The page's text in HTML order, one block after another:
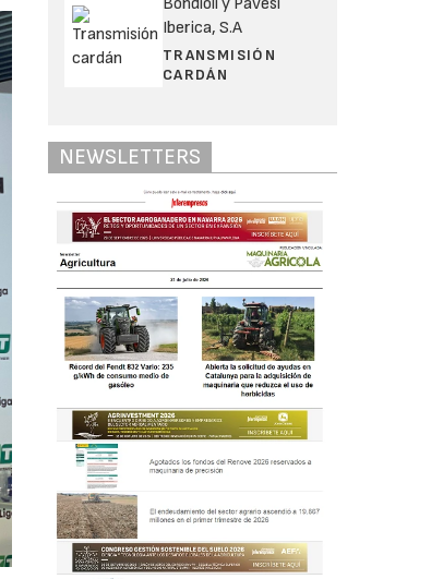
Iberica, S.A
TRANSMISIÓN
CARDÁN
NEWSLETTERS